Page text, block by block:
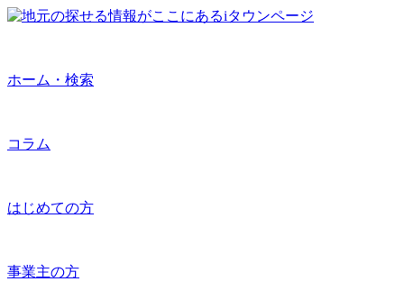
ホーム・検索
コラム
はじめての方
事業主の方